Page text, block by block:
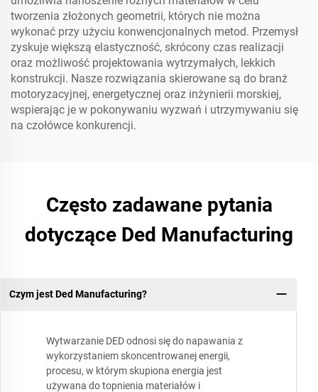
tworzenia złożonych geometrii, których nie można
wykonać przy użyciu konwencjonalnych metod. Przemysł
zyskuje większą elastyczność, skrócony czas realizacji
oraz możliwość projektowania wytrzymałych, lekkich
konstrukcji. Nasze rozwiązania skierowane są do branż
motoryzacyjnej, energetycznej oraz inżynierii morskiej,
wspierając je w pokonywaniu wyzwań i utrzymywaniu się
na czołówce konkurencji.
Często zadawane pytania
dotyczące Ded Manufacturing
Czym jest Ded Manufacturing?
Wytwarzanie DED odnosi się do napawania z
wykorzystaniem skoncentrowanej energii,
procesu, w którym skupiona energia jest
używana do topnienia materiałów i